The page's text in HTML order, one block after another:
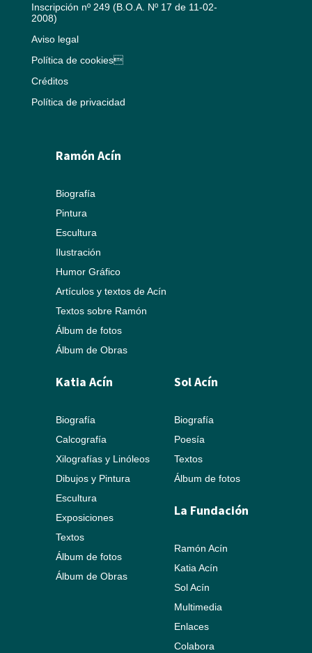
Inscripción nº 249 (B.O.A. Nº 17 de 11-02-
2008)
Aviso legal
Política de cookies
Créditos
Política de privacidad
Ramón Acín
Biografía
Pintura
Escultura
Ilustración
Humor Gráfico
Artículos y textos de Acín
Textos sobre Ramón
Álbum de fotos
Álbum de Obras
Katia Acín
Biografía
Calcografía
Xilografías y Linóleos
Dibujos y Pintura
Escultura
Exposiciones
Textos
Álbum de fotos
Álbum de Obras
Sol Acín
Biografía
Poesía
Textos
Álbum de fotos
La Fundación
Ramón Acín
Katia Acín
Sol Acín
Multimedia
Enlaces
Colabora